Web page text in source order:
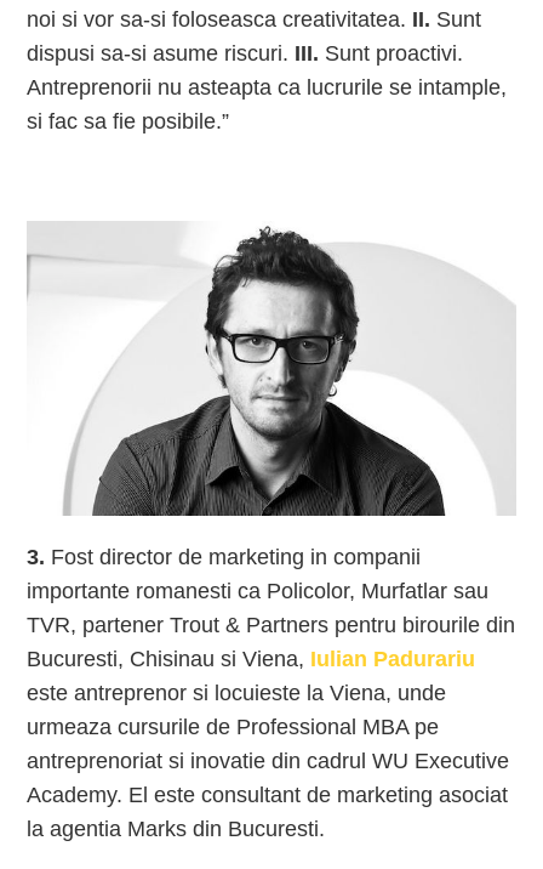
noi si vor sa-si foloseasca creativitatea. II. Sunt
dispusi sa-si asume riscuri. III. Sunt proactivi.
Antreprenorii nu asteapta ca lucrurile se intample,
si fac sa fie posibile.”
3. Fost director de marketing in companii
importante romanesti ca Policolor, Murfatlar sau
TVR, partener Trout & Partners pentru birourile din
Bucuresti, Chisinau si Viena, Iulian Padurariu
este antreprenor si locuieste la Viena, unde
urmeaza cursurile de Professional MBA pe
antreprenoriat si inovatie din cadrul WU Executive
Academy. El este consultant de marketing asociat
la agentia Marks din Bucuresti.